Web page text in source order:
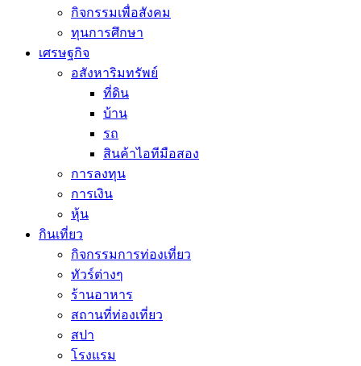
กิจกรรมเพื่อสังคม
ทุนการศึกษา
เศรษฐกิจ
อสังหาริมทรัพย์
ที่ดิน
บ้าน
รถ
สินค้าไอทีมือสอง
การลงทุน
การเงิน
หุ้น
กินเที่ยว
กิจกรรมการท่องเที่ยว
ทัวร์ต่างๆ
ร้านอาหาร
สถานที่ท่องเที่ยว
สปา
โรงแรม